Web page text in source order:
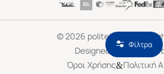
Φίλτρα
©2026 politeianet.gr All
Designed & Developed
Όροι Χρήσης&Πολιτική